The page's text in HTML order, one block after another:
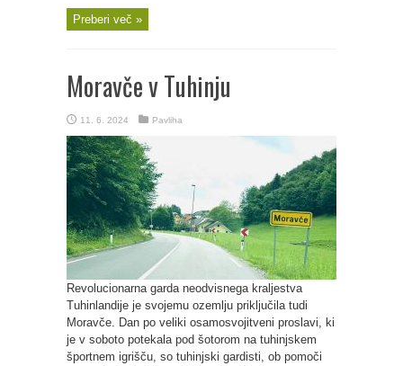
Preberi več »
Moravče v Tuhinju
11. 6. 2024 Pavliha
Revolucionarna garda neodvisnega kraljestva
Tuhinlandije je svojemu ozemlju priključila tudi
Moravče. Dan po veliki osamosvojitveni proslavi, ki
je v soboto potekala pod šotorom na tuhinjskem
športnem igrišču, so tuhinjski gardisti, ob pomoči